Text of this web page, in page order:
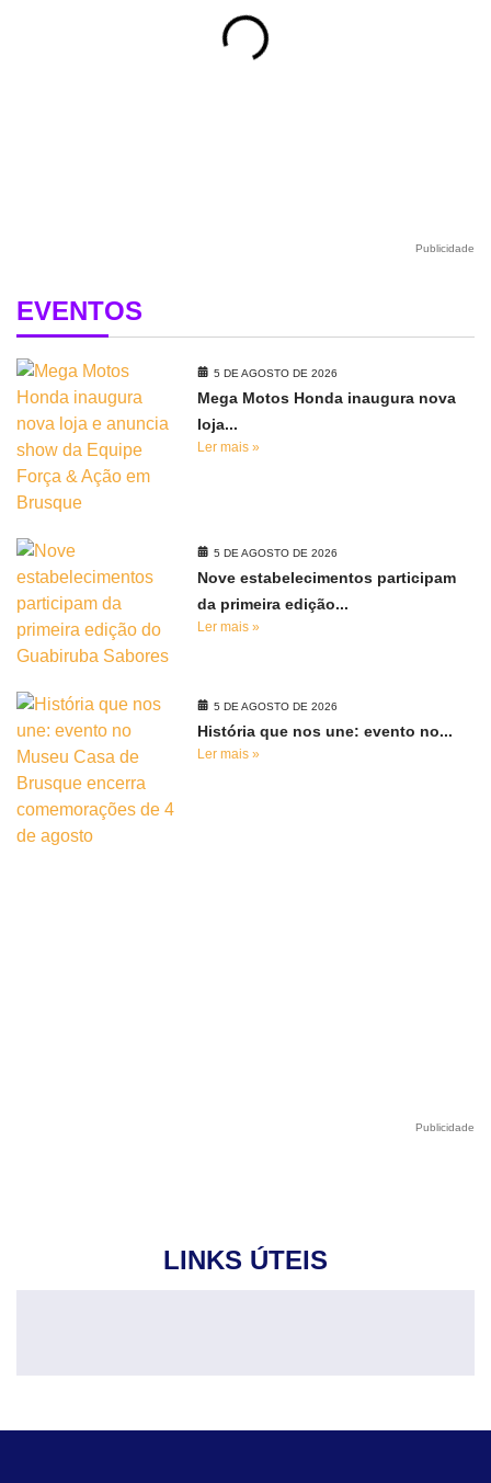
Publicidade
EVENTOS
5 DE AGOSTO DE 2026
Mega Motos Honda inaugura nova
loja...
Ler mais »
5 DE AGOSTO DE 2026
Nove estabelecimentos participam
da primeira edição...
Ler mais »
5 DE AGOSTO DE 2026
História que nos une: evento no...
Ler mais »
Publicidade
LINKS ÚTEIS